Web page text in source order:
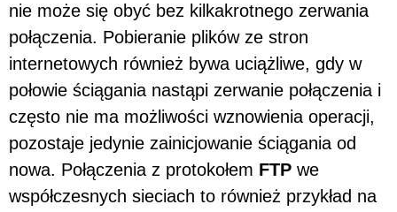
nie może się obyć bez kilkakrotnego zerwania
połączenia. Pobieranie plików ze stron
internetowych również bywa uciążliwe, gdy w
połowie ściągania nastąpi zerwanie połączenia i
często nie ma możliwości wznowienia operacji,
pozostaje jedynie zainicjowanie ściągania od
nowa. Połączenia z protokołem FTP we
współczesnych sieciach to również przykład na